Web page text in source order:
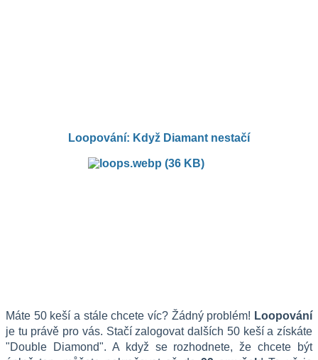
Loopování: Když Diamant nestačí
Máte 50 keší a stále chcete víc? Žádný problém! Loopování
je tu právě pro vás. Stačí zalogovat dalších 50 keší a získáte
"Double Diamond". A když se rozhodnete, že chcete být